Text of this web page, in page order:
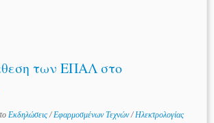
των ΕΠΑΛ στο
Εκδηλώσεις/Εφαρμοσμένων Τεχνών/Ηλεκτρολογίας